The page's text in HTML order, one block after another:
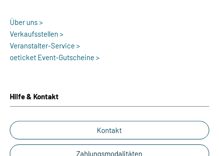
Über uns >
Verkaufsstellen >
Veranstalter-Service >
oeticket Event-Gutscheine >
Hilfe & Kontakt
Kontakt
Zahlungsmodalitäten